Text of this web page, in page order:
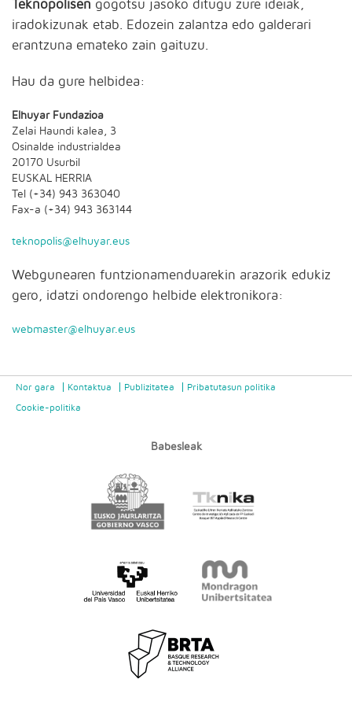
Teknopolisen gogotsu jasoko ditugu zure ideiak,
iradokizunak etab. Edozein zalantza edo galderari
erantzuna emateko zain gaituzu.
Hau da gure helbidea:
Elhuyar Fundazioa
Zelai Haundi kalea, 3
Osinalde industrialdea
20170 Usurbil
EUSKAL HERRIA
Tel (+34) 943 363040
Fax-a (+34) 943 363144
teknopolis@elhuyar.eus
Webgunearen funtzionamenduarekin arazorik edukiz
gero, idatzi ondorengo helbide elektronikora:
webmaster@elhuyar.eus
Nor gara Kontaktua Publizitatea Pribatutasun politika
Cookie-politika
Babesleak